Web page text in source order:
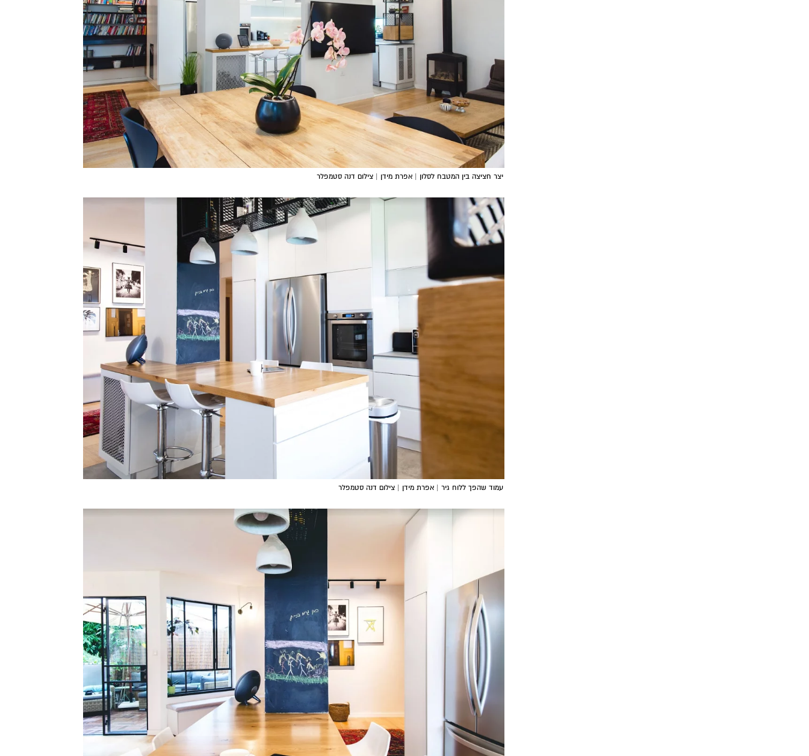
יצר חציצה בין המטבח לסלון | אפרת מידן | צילום דנה סטמפלר
עמוד שהפך ללוח גיר | אפרת מידן | צילום דנה סטמפלר